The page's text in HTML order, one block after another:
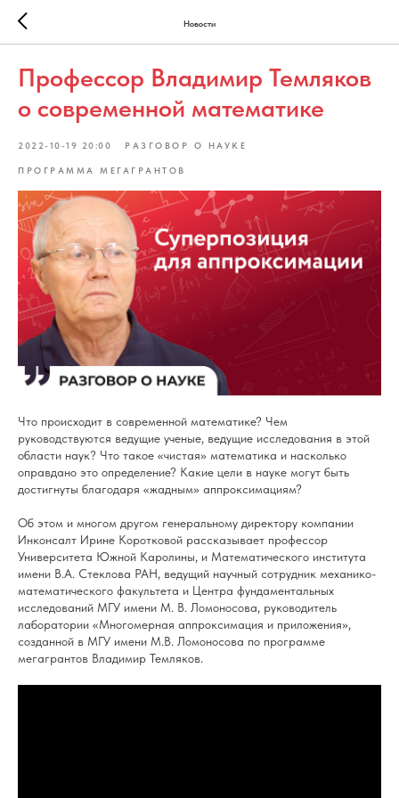
Новости
Профессор Владимир Темляков
о современной математике
2022-10-19 20:00 РАЗГОВОР О НАУКЕ
ПРОГРАММА МЕГАГРАНТОВ
Что происходит в современной математике? Чем
руководствуются ведущие ученые, ведущие исследования в этой
области наук? Что такое «чистая» математика и насколько
оправдано это определение? Какие цели в науке могут быть
достигнуты благодаря «жадным» аппроксимациям?
Об этом и многом другом генеральному директору компании
Инконсалт Ирине Коротковой рассказывает профессор
Университета Южной Каролины, и Математического института
имени В.А. Стеклова РАН, ведущий научный сотрудник механико-
математического факультета и Центра фундаментальных
исследований МГУ имени М. В. Ломоносова, руководитель
лаборатории «Многомерная аппроксимация и приложения»,
созданной в МГУ имени М.В. Ломоносова по программе
мегагрантов Владимир Темляков.